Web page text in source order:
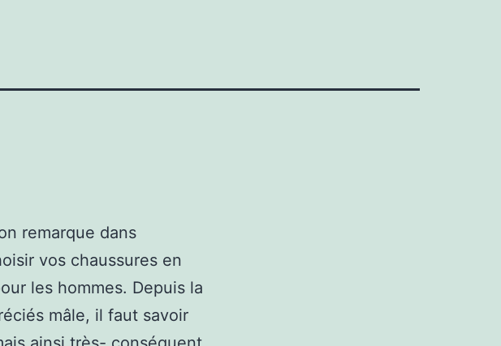
remarque dans
vos chaussures en
les hommes. Depuis la
mâle, il faut savoir